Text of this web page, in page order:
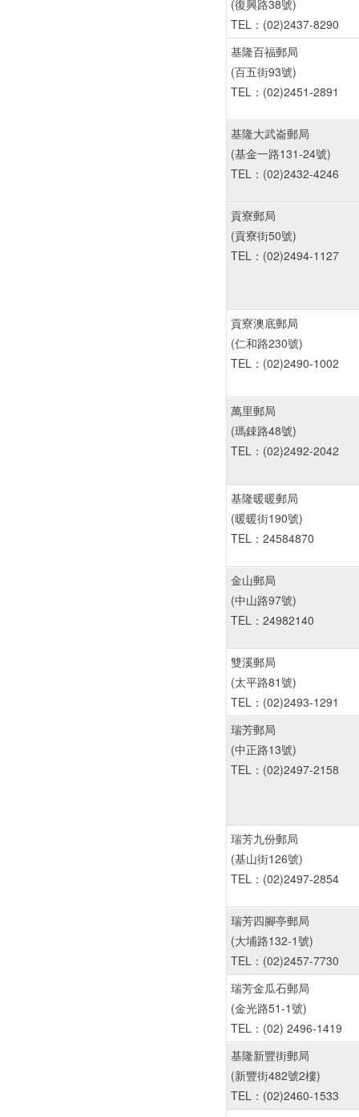
(復興路38號)
TEL：(02)2437-8290
基隆百福郵局
(百五街93號)
TEL：(02)2451-2891
基隆大武崙郵局
(基金一路131-24號)
TEL：(02)2432-4246
貢寮郵局
(貢寮街50號)
TEL：(02)2494-1127
貢寮澳底郵局
(仁和路230號)
TEL：(02)2490-1002
萬里郵局
(瑪鋉路48號)
TEL：(02)2492-2042
基隆暖暖郵局
(暖暖街190號)
TEL：24584870
金山郵局
(中山路97號)
TEL：24982140
雙溪郵局
(太平路81號)
TEL：(02)2493-1291
瑞芳郵局
(中正路13號)
TEL：(02)2497-2158
瑞芳九份郵局
(基山街126號)
TEL：(02)2497-2854
瑞芳四腳亭郵局
(大埔路132-1號)
TEL：(02)2457-7730
瑞芳金瓜石郵局
(金光路51-1號)
TEL：(02) 2496-1419
基隆新豐街郵局
(新豐街482號2樓)
TEL：(02)2460-1533